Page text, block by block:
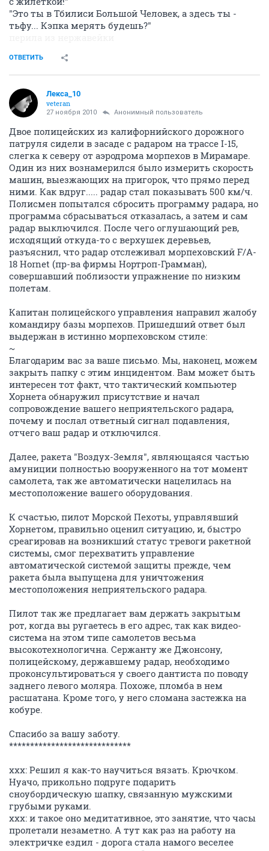
"Это ты в Тбилиси Большой Человек, а здесь ты -
тьфу... Кэпка мерять будешь?"
ОТВЕТИТЬ
Лекса_10
veteran
27 ноября 2010 Анонимный пользователь
Двое полицейских из калифорнийского дорожного
патруля сидели в засаде с радаром на трассе I-15,
слегка к северу от аэродрома морпехов в Мирамаре.
Один из них вознамерился было измерить скорость
машин, выезжающих на пригорок, что прямо перед
ними. Как вдруг..... радар стал показывать 500 км/ч.
Полисмен попытался сбросить программу радара, но
программа сбрасываться отказалась, а затем и сам
радар выключился. После чего оглушающий рев,
исходящий откуда-то с верхушек деревьев,
разъяснил, что радар отслеживал морпеховский F/A-
18 Hornet (пр-ва фирмы Нортроп-Грамман),
совершавший поблизости упражнение по низким
полетам.
Капитан полицейского управления направил жалобу
командиру базы морпехов. Пришедший ответ был
выдержан в истинно морпеховском стиле:
~
Благодарим вас за ваше письмо. Мы, наконец, можем
закрыть папку с этим инцидентом. Вам может быть
интересен тот факт, что тактический компьютер
Хорнета обнаружил присутствие и начал
сопровождение вашего неприятельского радара,
почему и послал ответный сигнал подавления,
отчего ваш радар и отключился.
Далее, ракета "Воздух-Земля", являющаяся частью
амуниции полностью вооруженного на тот момент
самолета, так же автоматически нацелилась на
местоположение вашего оборудования.
К счастью, пилот Морской Пехоты, управлявший
Хорнетом, правильно оценил ситуацию, и, быстро
среагировав на возникший статус тревоги ракетной
системы, смог перехватить управление
автоматической системой защиты прежде, чем
ракета была выпущена для уничтожения
местоположения неприятельского радара.
Пилот так же предлагает вам держать закрытым
рот, когда вы ругаетесь в его адрес, так как видео-
система на этом типе самолетов весьма
высокотехнологична. Сержанту же Джонсону,
полицейскому, державшему радар, необходимо
проконсультироваться у своего дантиста по поводу
заднего левого моляра. Похоже, пломба в нем
расшатана. Кроме того, у него сломана застежка на
кобуре.
Спасибо за вашу заботу.
*****************************
xxx: Решил я как-то научиться вязать. Крючком.
Нуачо, прикольно подруге подарить
сноубордическую шапку, связанную мужскими
грубыми руками.
xxx: и такое оно медитативное, это занятие, что часы
пролетали незаметно. А тут как раз на работу на
электричке ездил - дорога стала намого веселее